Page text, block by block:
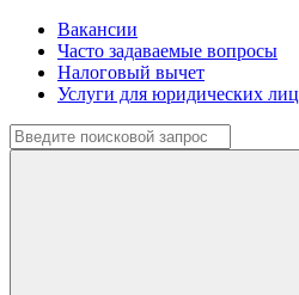
Вакансии
Часто задаваемые вопросы
Налоговый вычет
Услуги для юридических лиц